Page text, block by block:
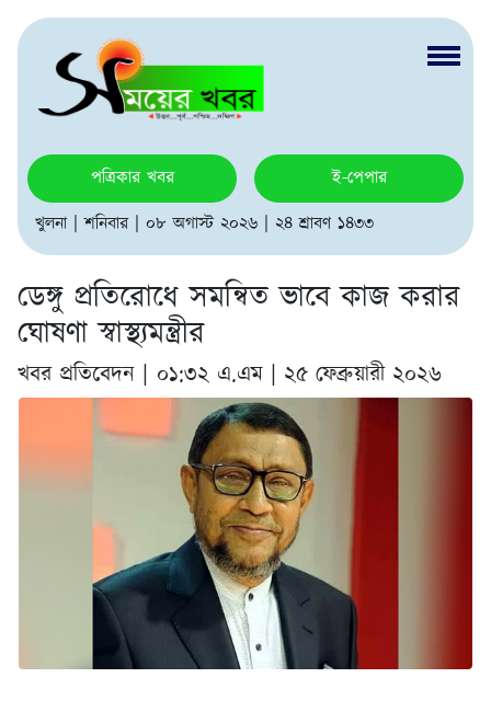
পত্রিকার খবর
ই-পেপার
খুলনা | শনিবার | ০৮ অগাস্ট ২০২৬ | ২৪ শ্রাবণ ১৪৩৩
ডেঙ্গু প্রতিরোধে সমন্বিত ভাবে কাজ করার
ঘোষণা স্বাস্থ্যমন্ত্রীর
খবর প্রতিবেদন | ০১:৩২ এ.এম | ২৫ ফেব্রুয়ারী ২০২৬